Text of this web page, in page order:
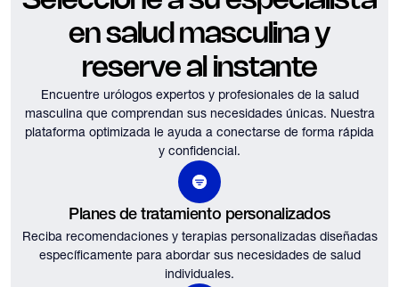
en salud masculina y
reserve al instante
Encuentre urólogos expertos y profesionales de la salud
masculina que comprendan sus necesidades únicas. Nuestra
plataforma optimizada le ayuda a conectarse de forma rápida
y confidencial.
Planes de tratamiento personalizados
Reciba recomendaciones y terapias personalizadas diseñadas
específicamente para abordar sus necesidades de salud
individuales.